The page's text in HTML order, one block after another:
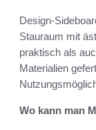
Design-
Stauraum mit
praktisch als
Materialien
Wo kann man